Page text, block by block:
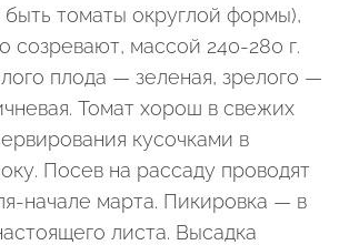
быть томаты округлой формы),
созревают, массой 240-280 г.
плода — зеленая, зрелого —
Томат хорош в свежих
кусочками в
Посев на рассаду проводят
начале марта. Пикировка — в
листа. Высадка